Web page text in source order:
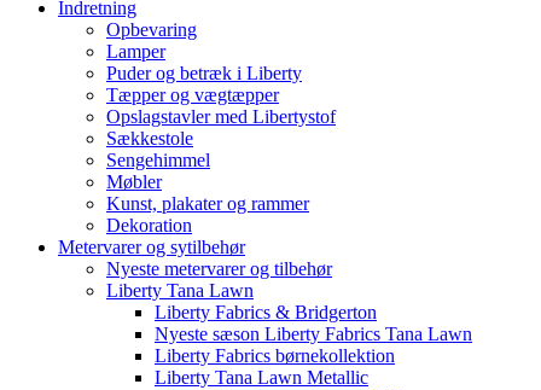
Indretning
Opbevaring
Lamper
Puder og betræk i Liberty
Tæpper og vægtæpper
Opslagstavler med Libertystof
Sækkestole
Sengehimmel
Møbler
Kunst, plakater og rammer
Dekoration
Metervarer og sytilbehør
Nyeste metervarer og tilbehør
Liberty Tana Lawn
Liberty Fabrics & Bridgerton
Nyeste sæson Liberty Fabrics Tana Lawn
Liberty Fabrics børnekollektion
Liberty Tana Lawn Metallic